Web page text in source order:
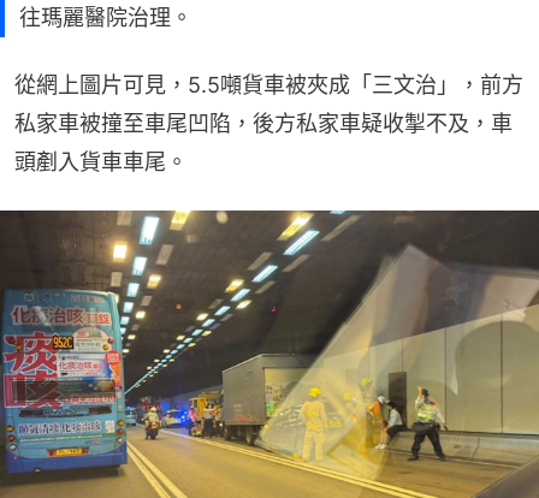
往瑪麗醫院治理。
從網上圖片可見，5.5噸貨車被夾成「三文治」，前方
私家車被撞至車尾凹陷，後方私家車疑收掣不及，車
頭剷入貨車車尾。